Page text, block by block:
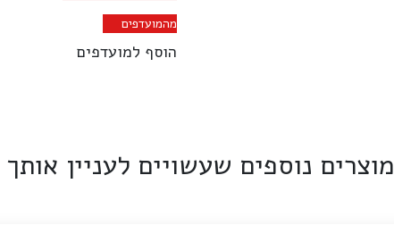
מהמועדפים
הוסף למועדפים
מוצרים נוספים שעשויים לעניין אותך